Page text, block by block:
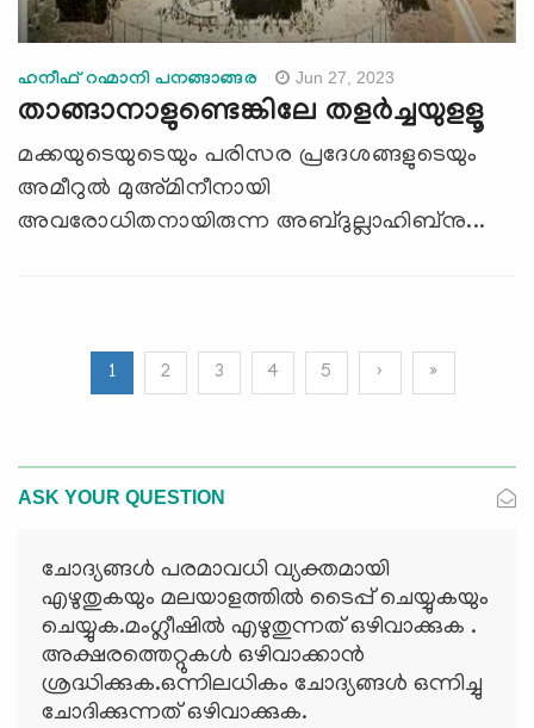
ഹനീഫ് റഹ്മാനി പനങ്ങാങ്ങര Jun 27, 2023
താങ്ങാനാളുണ്ടെങ്കിലേ തളർച്ചയുളളൂ
മക്കയുടെയുടെയും പരിസര പ്രദേശങ്ങളുടെയും
അമീറുൽ മുഅ്മിനീനായി
അവരോധിതനായിരുന്ന അബ്ദുല്ലാഹിബ്നു...
1 2 3 4 5 › »
ASK YOUR QUESTION
ചോദ്യങ്ങള്‍ പരമാവധി വ്യക്തമായി
എഴുതുകയും മലയാളത്തില്‍ ടൈപ്പ് ചെയ്യുകയും
ചെയ്യുക.മംഗ്ലീഷില്‍ എഴുതുന്നത് ഒഴിവാക്കുക .
അക്ഷരത്തെറ്റുകള്‍ ഒഴിവാക്കാന്‍
ശ്രദ്ധിക്കുക.ഒന്നിലധികം ചോദ്യങ്ങള്‍ ഒന്നിച്ചു
ചോദിക്കുന്നത് ഒഴിവാക്കുക.